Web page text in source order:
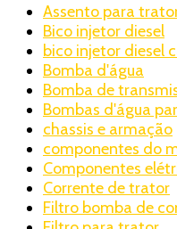
Assento para
Bico injetor diesel
bico injetor diesel
Bomba d'água
Bomba de
Bombas d'água
chassis e armação
componentes do
Componentes
Corrente de trator
Filtro bomba de